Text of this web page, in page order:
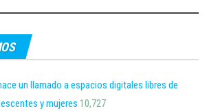
un llamado a espacios digitales libres de
y mujeres 10,727